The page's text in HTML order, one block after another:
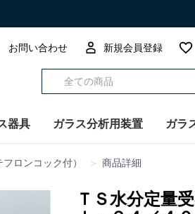
お問い合わせ 新規会員登録
器具 ガラス分析用装置 ガラ
ロンコック付） 商品詳細
ＴＳ水分定量